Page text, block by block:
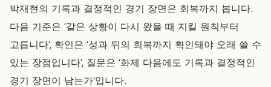
박재현의 기록과 결정적인 경기 장면은 회복까지 봅니다.
다음 기준은 ‘같은 상황이 다시 왔을 때 지킬 원칙부터
고릅니다’, 확인은 ‘성과 뒤의 회복까지 확인돼야 오래 쓸 수
있는 장점입니다’, 질문은 ‘화제 다음에도 기록과 결정적인
경기 장면이 남는가’입니다.